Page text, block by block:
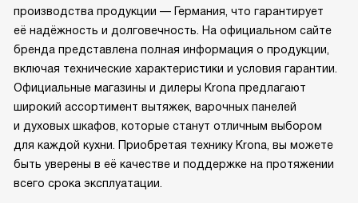
производства продукции — Германия, что гарантирует
её надёжность и долговечность. На официальном сайте
бренда представлена полная информация о продукции,
включая технические характеристики и условия гарантии.
Официальные магазины и дилеры Krona предлагают
широкий ассортимент вытяжек, варочных панелей
и духовых шкафов, которые станут отличным выбором
для каждой кухни. Приобретая технику Krona, вы можете
быть уверены в её качестве и поддержке на протяжении
всего срока эксплуатации.